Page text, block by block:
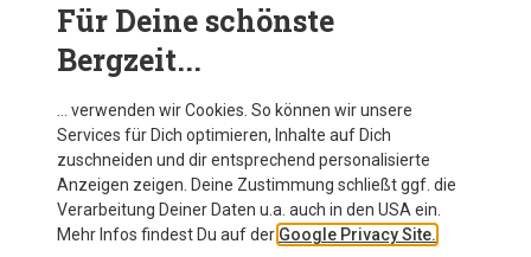
Super.Natural
Damen Preikestolen Cliffs T-Shirt
Super.Natural
Damen Little Heartwood T-Shirt
79,95 €
Für Deine schönste
Bergzeit...
… verwenden wir Cookies. So können wir unsere
Services für Dich optimieren, Inhalte auf Dich
zuschneiden und dir entsprechend personalisierte
Anzeigen zeigen. Deine Zustimmung schließt ggf. die
Verarbeitung Deiner Daten u.a. auch in den USA ein.
Mehr Infos findest Du auf der Google Privacy Site.